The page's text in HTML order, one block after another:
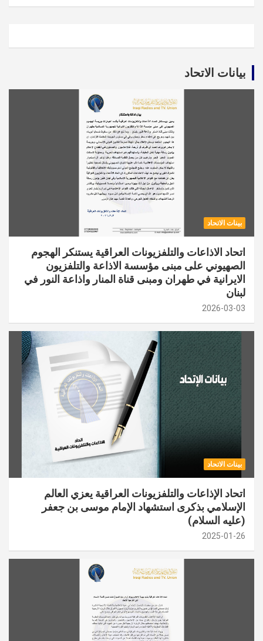
بيانات الاتحاد
بينات الاتحاد
اتحاد الاذاعات والتلفزيونات العراقية يستنكر الهجوم
الصهيوني على مبنى مؤسسة الاذاعة والتلفزيون
الايرانية في طهران ومبنى قناة المنار واذاعة النور في
لبنان
2026-03-03
بينات الاتحاد
اتحاد الإذاعات والتلفزيونات العراقية يعزي العالم
الإسلامي بذكرى استشهاد الإمام موسى بن جعفر
(عليه السلام)
2025-01-26